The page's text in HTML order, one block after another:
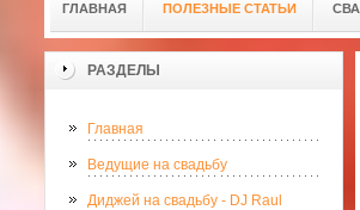
ГЛАВНАЯ ПОЛЕЗНЫЕ СТАТЬИ
РАЗДЕЛЫ
Главная
Ведущие на свадьбу
Диджей на свадьбу - DJ Raul